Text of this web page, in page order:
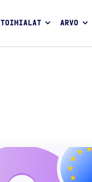
TOIMIALAT ARVO